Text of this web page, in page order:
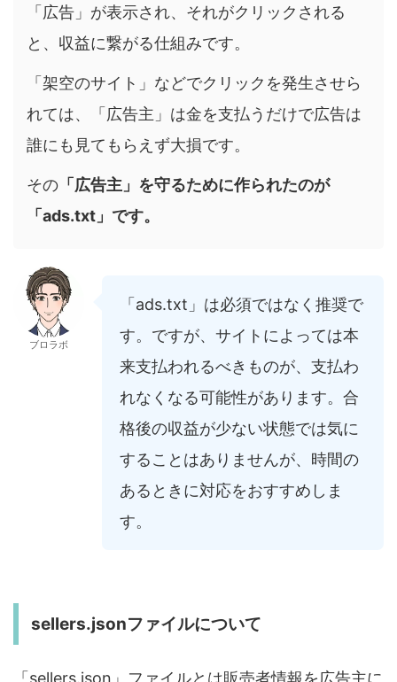
「広告」が表示され、それがクリックされる
と、収益に繋がる仕組みです。
「架空のサイト」などでクリックを発生させら
れては、「広告主」は金を支払うだけで広告は
誰にも見てもらえず大損です。
その 「広告主」を守るために作られたのが
「ads.txt」です。
ブロラボ
「ads.txt」は必須ではなく推奨で
す。ですが、サイトによっては本
来支払われるべきものが、支払わ
れなくなる可能性があります。合
格後の収益が少ない状態では気に
することはありませんが、時間の
あるときに対応をおすすめしま
す。
sellers.jsonファイルについて